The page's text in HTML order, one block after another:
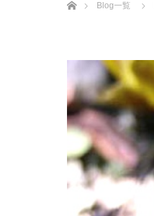
Blog一覧